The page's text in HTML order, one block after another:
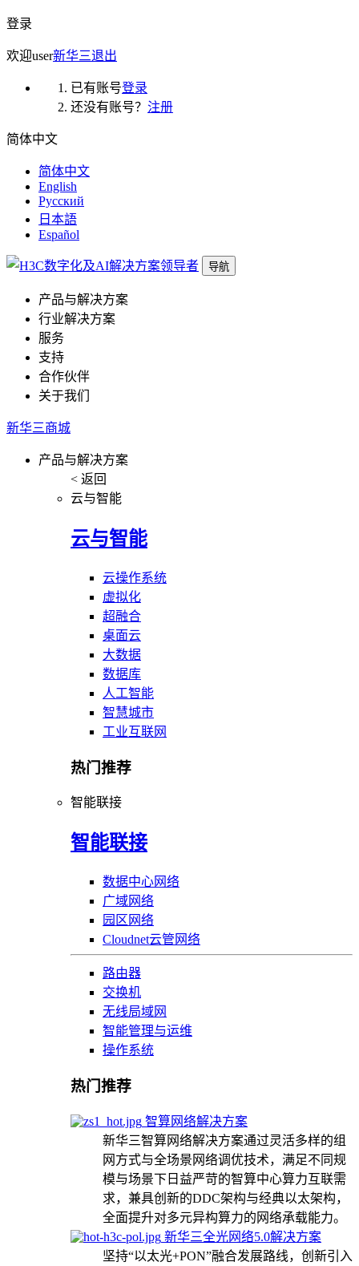
登录
欢迎user新华三退出
已有账号登录
还没有账号？ 注册
简体中文
简体中文
English
Русский
日本語
Español
导航
产品与解决方案
行业解决方案
服务
支持
合作伙伴
关于我们
新华三商城
产品与解决方案
< 返回
云与智能
云与智能
云操作系统
虚拟化
超融合
桌面云
大数据
数据库
人工智能
智慧城市
工业互联网
热门推荐
智能联接
智能联接
数据中心网络
广域网络
园区网络
Cloudnet云管网络
路由器
交换机
无线局域网
智能管理与运维
操作系统
热门推荐
智算网络解决方案
新华三智算网络解决方案通过灵活多样的组
网方式与全场景网络调优技术，满足不同规
模与场景下日益严苛的智算中心算力互联需
求，兼具创新的DDC架构与经典以太架构，
全面提升对多元异构算力的网络承载能力。
新华三全光网络5.0解决方案
坚持“以太光+PON”融合发展路线，创新引入